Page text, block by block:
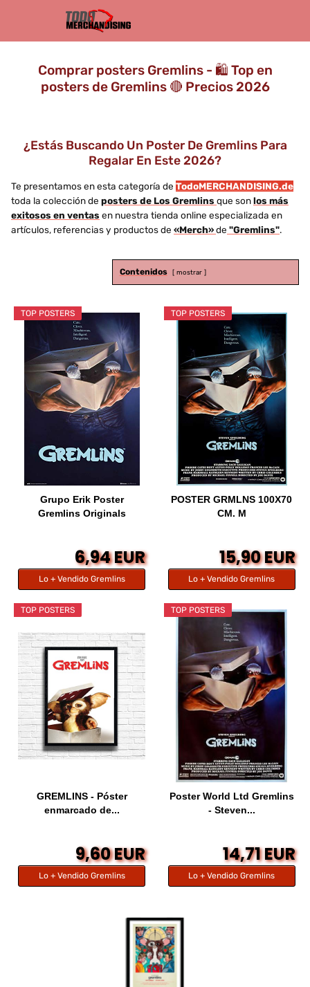
Comprar posters Gremlins - 🛍️ Top en
posters de Gremlins 🔴 Precios 2026
¿Estás Buscando Un Poster De Gremlins Para
Regalar En Este 2026?
Te presentamos en esta categoría de TodoMERCHANDISING.de
toda la colección de posters de Los Gremlins que sonlos más
exitosos en ventas en nuestra tienda online especializada en
artículos, referencias y productos de «Merch»de "Gremlins".
Contenidos mostrar
TOP POSTERS
Grupo Erik Poster
Gremlins Originals
6,94 EUR
Lo + Vendido Gremlins
TOP POSTERS
POSTER GRMLNS 100X70
CM. M
15,90 EUR
Lo + Vendido Gremlins
TOP POSTERS
GREMLINS - Póster
enmarcado de...
9,60 EUR
Lo + Vendido Gremlins
TOP POSTERS
Poster World Ltd Gremlins
- Steven...
14,71 EUR
Lo + Vendido Gremlins